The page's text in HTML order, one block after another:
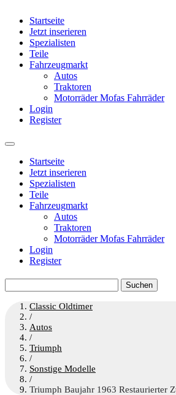
Startseite
Jetzt inserieren
Spezialisten
Teile
Fahrzeugmarkt
Autos
Traktoren
Motorräder Mofas Fahrräder
Login
Register
Startseite
Jetzt inserieren
Spezialisten
Teile
Fahrzeugmarkt
Autos
Traktoren
Motorräder Mofas Fahrräder
Login
Register
nach:
Classic Oldtimer
/
Autos
/
Triumph
/
Sonstige Modelle
/
Triumph Baujahr 1963 Restaurierter